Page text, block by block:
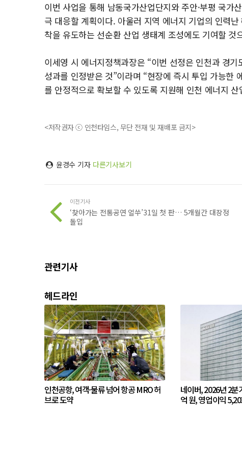
이번 사업을 통해 남동국가산업단지와 주안·부평 국가
극 대응할 계획이다. 아울러 지역 에너지 기업의 인력
착을 유도하는 선순환 산업 생태계 조성에도 기여할 것
이세영 시 에너지정책과장은 “이번 선정은 인천과 경
성과를 인정받은 것”이라며 “현장에 즉시 투입 가능한
를 안정적으로 확보할 수 있도록 지원해 인천 에너지
<저작권자 ⓒ 인천타임스, 무단 전재 및 재배포 금지>
윤경수 기자 다른기사보기
이전기사
‘찾아가는 전통공연 얼쑤’31일 첫 판… 5개월간 대장정
돌입
관련기사
헤드라인
인천공항, 여객·물류 넘어 항공 MRO 허
브로 도약
네이버, 2026년 2
억 원, 영업이익